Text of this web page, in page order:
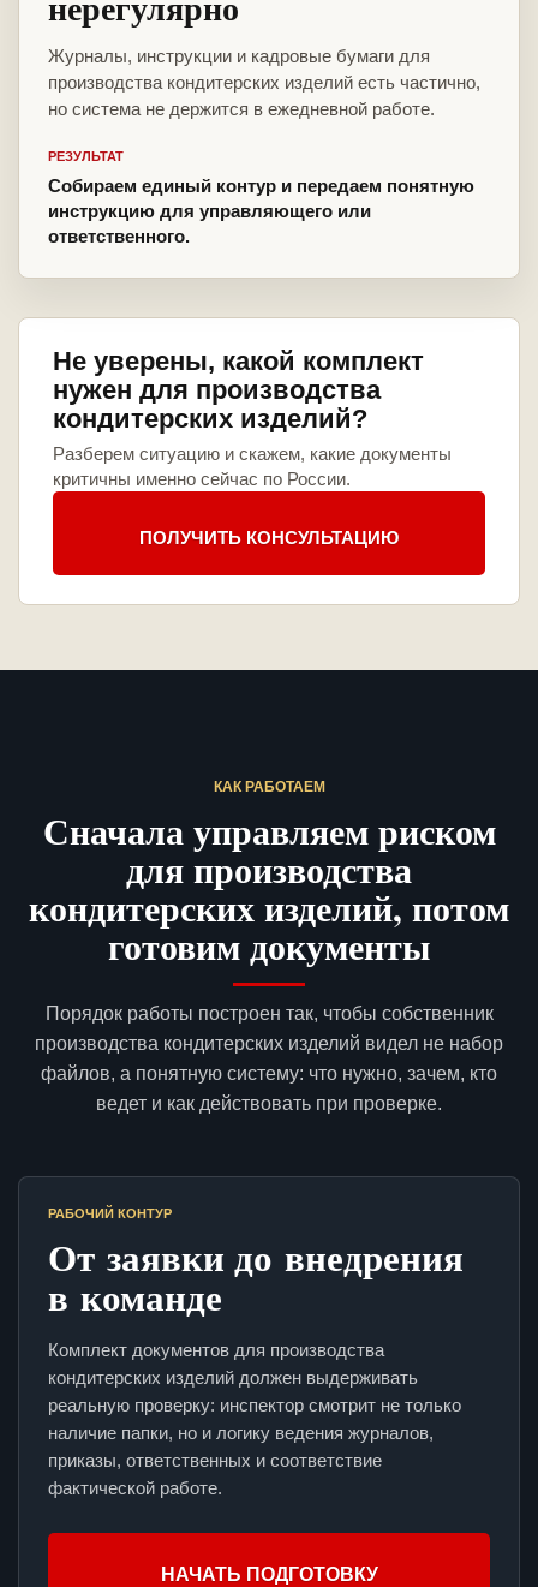
Журналы, инструкции и кадровые бумаги для
производства кондитерских изделий есть частично,
но система не держится в ежедневной работе.
РЕЗУЛЬТАТ
Собираем единый контур и передаем понятную
инструкцию для управляющего или
ответственного.
Не уверены, какой комплект
нужен для производства
кондитерских изделий?
Разберем ситуацию и скажем, какие документы
критичны именно сейчас по России.
ПОЛУЧИТЬ КОНСУЛЬТАЦИЮ
КАК РАБОТАЕМ
Сначала управляем риском
для производства
кондитерских изделий, потом
готовим документы
Порядок работы построен так, чтобы собственник
производства кондитерских изделий видел не набор
файлов, а понятную систему: что нужно, зачем, кто
ведет и как действовать при проверке.
РАБОЧИЙ КОНТУР
От заявки до внедрения
в команде
Комплект документов для производства
кондитерских изделий должен выдерживать
реальную проверку: инспектор смотрит не только
наличие папки, но и логику ведения журналов,
приказы, ответственных и соответствие
фактической работе.
НАЧАТЬ ПОДГОТОВКУ